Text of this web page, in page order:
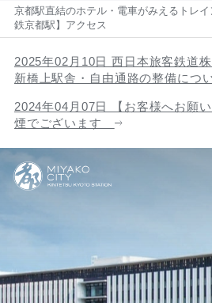
京都駅直結のホテル・電車がみえるトレ
鉄京都駅】アクセス
2025年02月10日 西日本旅客鉄道
新橋上駅舎・自由通路の整備に
2024年04月07日 【お客様へお願
煙でございます